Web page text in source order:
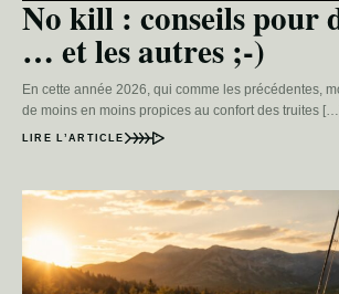
No kill : conseils pour
… et les autres ;-)
En cette année 2026, qui comme les précédentes,
de moins en moins propices au confort des truites
LIRE L’ARTICLE